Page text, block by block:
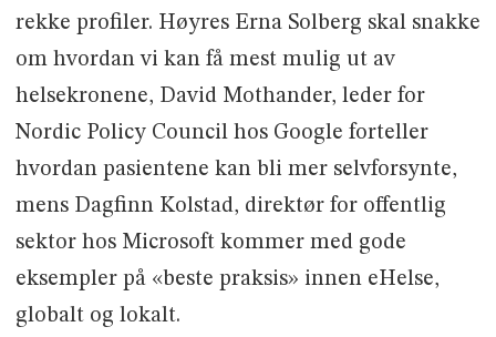
rekke profiler. Høyres Erna Solberg skal snakke
om hvordan vi kan få mest mulig ut av
helsekronene, David Mothander, leder for
Nordic Policy Council hos Google forteller
hvordan pasientene kan bli mer selvforsynte,
mens Dagfinn Kolstad, direktør for offentlig
sektor hos Microsoft kommer med gode
eksempler på «beste praksis» innen eHelse,
globalt og lokalt.